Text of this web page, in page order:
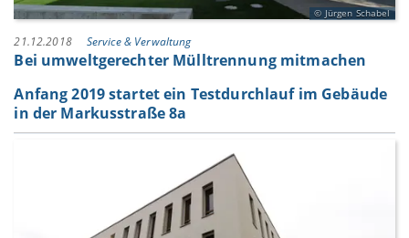
Jürgen Schabel
21.12.2018 Service & Verwaltung
Bei umweltgerechter Mülltrennung mitmachen
Anfang 2019 startet ein Testdurchlauf im Gebäude
in der Markusstraße 8a